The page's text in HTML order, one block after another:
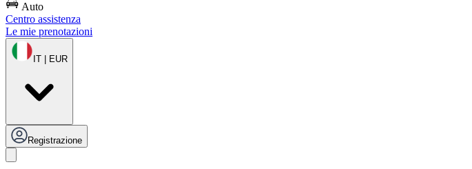
Auto
Centro assistenza
Le mie prenotazioni
IT | EUR
Registrazione